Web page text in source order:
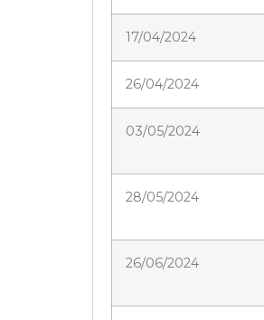
17/04/2024
26/04/2024
03/05/2024
28/05/2024
26/06/2024